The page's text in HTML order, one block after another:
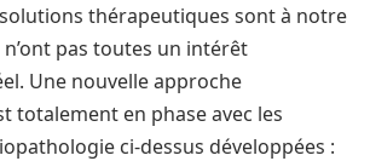
thérapeutiques sont à notre
pas toutes un intérêt
Une nouvelle approche
totalement en phase avec les
ci-dessus développées :